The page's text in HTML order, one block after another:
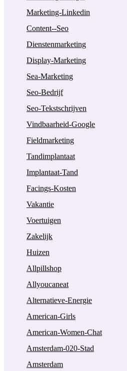
Marketing-Linkedin
Content--Seo
Dienstenmarketing
Display-Marketing
Sea-Marketing
Seo-Bedrijf
Seo-Tekstschrijven
Vindbaarheid-Google
Fieldmarketing
Tandimplantaat
Implantaat-Tand
Facings-Kosten
Vakantie
Voertuigen
Zakelijk
Huizen
Allpillshop
Allyoucaneat
Alternatieve-Energie
American-Girls
American-Women-Chat
Amsterdam-020-Stad
Amsterdam